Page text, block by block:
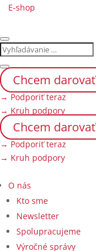
E-shop
Chcem darovať
→ Podporiť teraz
→ Kruh podpory
Chcem darovať
→ Podporiť teraz
→ Kruh podpory
O nás
Kto sme
Newsletter
Spolupracujeme
Výročné správy